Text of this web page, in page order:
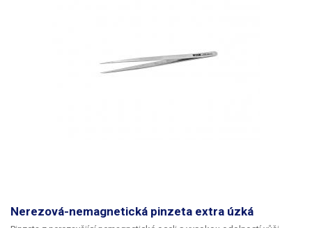
Nerezová-nemagnetická pinzeta extra úzká